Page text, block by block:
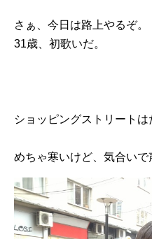
さぁ、今日は路上やるぞ。
31歳、初歌いだ。
ショッピングストリートは
めちゃ寒いけど、気合いで